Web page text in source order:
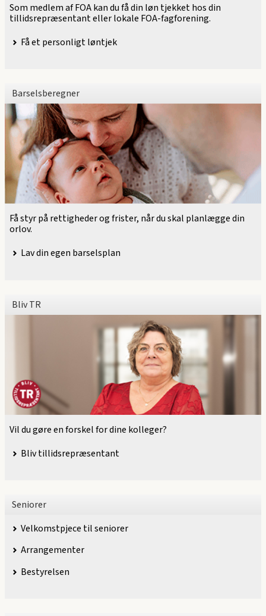
Som medlem af FOA kan du få din løn tjekket hos din
tillidsrepræsentant eller lokale FOA-fagforening.
Få et personligt løntjek
Barselsberegner
Få styr på rettigheder og frister, når du skal planlægge din
orlov.
Lav din egen barselsplan
Bliv TR
Vil du gøre en forskel for dine kolleger?
Bliv tillidsrepræsentant
Seniorer
Velkomstpjece til seniorer
Arrangementer
Bestyrelsen